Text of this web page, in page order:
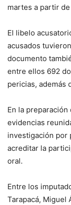
martes a partir
El libelo
acusados
documento
entre ellos 692
pericias, además
En la
evidencias
investigación por
acreditar la
oral.
Entre los
Tarapacá, Miguel